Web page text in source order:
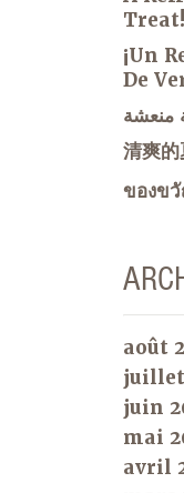
Treat!
¡Un
De
清爽的
ของข
août
juillet
juin
mai
avril